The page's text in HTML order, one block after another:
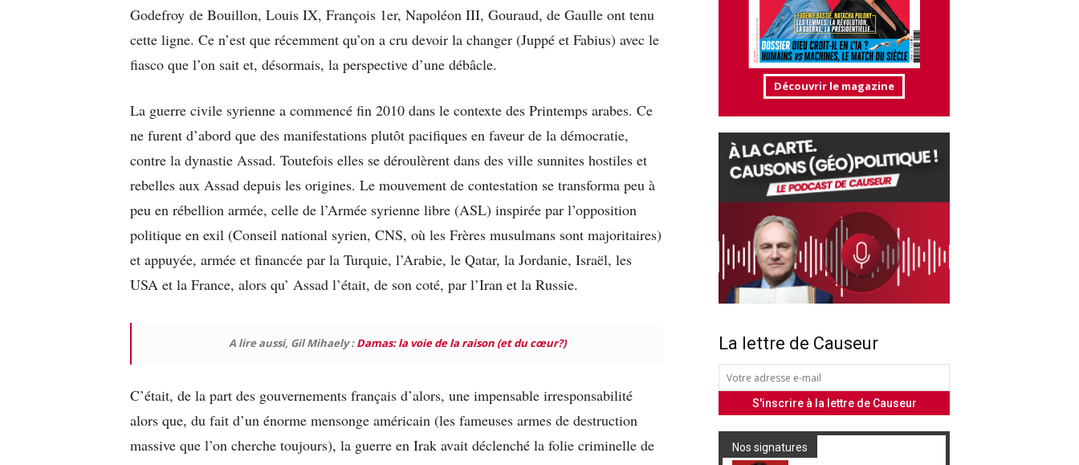
Godefroy de Bouillon, Louis IX, François 1er, Napoléon III, Gouraud, de Gaulle ont tenu
cette ligne. Ce n’est que récemment qu’on a cru devoir la changer (Juppé et Fabius) avec le
fiasco que l’on sait et, désormais, la perspective d’une débâcle.
La guerre civile syrienne a commencé fin 2010 dans le contexte des Printemps arabes. Ce
ne furent d’abord que des manifestations plutôt pacifiques en faveur de la démocratie,
contre la dynastie Assad. Toutefois elles se déroulèrent dans des ville sunnites hostiles et
rebelles aux Assad depuis les origines. Le mouvement de contestation se transforma peu à
peu en rébellion armée, celle de l’Armée syrienne libre (ASL) inspirée par l’opposition
politique en exil (Conseil national syrien, CNS, où les Frères musulmans sont majoritaires)
et appuyée, armée et financée par la Turquie, l’Arabie, le Qatar, la Jordanie, Israël, les
USA et la France, alors qu’ Assad l’était, de son coté, par l’Iran et la Russie.
A lire aussi, Gil Mihaely :Damas: la voie de la raison (et du cœur?)
C’était, de la part des gouvernements français d’alors, une impensable irresponsabilité
alors que, du fait d’un énorme mensonge américain (les fameuses armes de destruction
massive que l’on cherche toujours), la guerre en Irak avait déclenché la folie criminelle de
Découvrir le magazine
La lettre de Causeur
Nos signatures